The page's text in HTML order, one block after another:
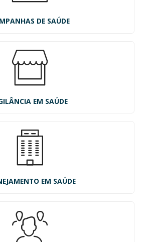
DE SAÚDE
EM SAÚDE
EM SAÚDE